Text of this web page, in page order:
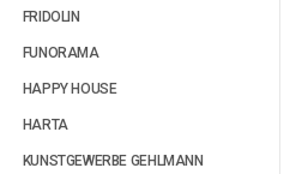
FRIDOLIN
FUNORAMA
HAPPY HOUSE
HARTA
KUNSTGEWERBE GEHLMANN